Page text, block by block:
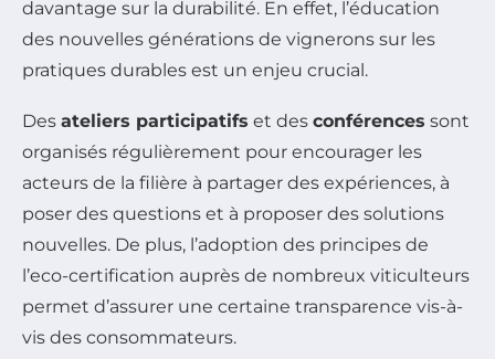
davantage sur la durabilité. En effet, l’éducation
des nouvelles générations de vignerons sur les
pratiques durables est un enjeu crucial.
Des ateliers participatifs et des conférences sont
organisés régulièrement pour encourager les
acteurs de la filière à partager des expériences, à
poser des questions et à proposer des solutions
nouvelles. De plus, l’adoption des principes de
l’eco-certification auprès de nombreux viticulteurs
permet d’assurer une certaine transparence vis-à-
vis des consommateurs.